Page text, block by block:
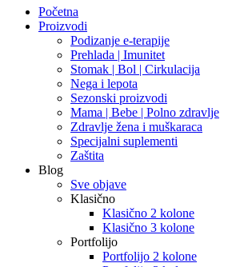
Početna
Proizvodi
Podizanje e-terapije
Prehlada | Imunitet
Stomak | Bol | Cirkulacija
Nega i lepota
Sezonski proizvodi
Mama | Bebe | Polno zdravlje
Zdravlje žena i muškaraca
Specijalni suplementi
Zaštita
Blog
Sve objave
Klasično
Klasično 2 kolone
Klasično 3 kolone
Portfolijo
Portfolijo 2 kolone